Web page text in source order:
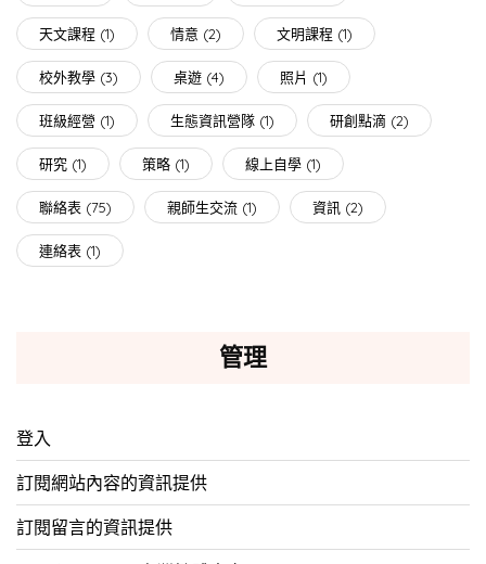
天文課程 (1) 情意 (2) 文明課程 (1)
校外教學 (3) 桌遊 (4) 照片 (1)
班級經營 (1) 生態資訊營隊 (1) 研創點滴 (2)
研究 (1) 策略 (1) 線上自學 (1)
聯絡表 (75) 親師生交流 (1) 資訊 (2)
連絡表 (1)
管理
登入
訂閱網站內容的資訊提供
訂閱留言的資訊提供